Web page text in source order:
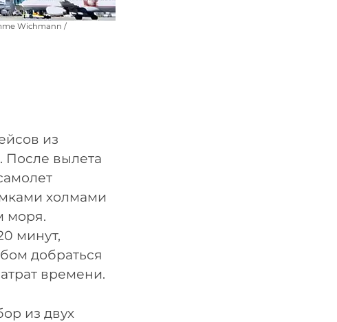
Wichmann /
из
После вылета
холмами
моря.
минут,
добраться
времени.
из двух